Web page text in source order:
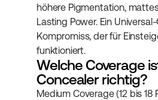
höhere Pigmentation,
Lasting Power. Ein
Kompromiss, der für
funktioniert.
Welche Coverage
Concealer richtig?
Medium Coverage (12 bis 18